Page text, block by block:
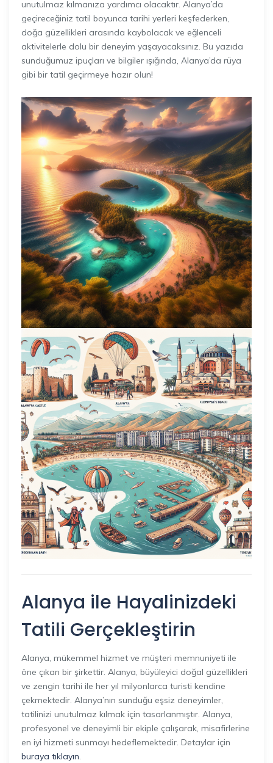
unutulmaz kılmanıza yardımcı olacaktır. Alanya’da
geçireceğiniz tatil boyunca tarihi yerleri keşfederken,
doğa güzellikleri arasında kaybolacak ve eğlenceli
aktivitelerle dolu bir deneyim yaşayacaksınız. Bu yazıda
sunduğumuz ipuçları ve bilgiler ışığında, Alanya’da rüya
gibi bir tatil geçirmeye hazır olun!
Alanya ile Hayalinizdeki
Tatili Gerçekleştirin
Alanya, mükemmel hizmet ve müşteri memnuniyeti ile
öne çıkan bir şirkettir. Alanya, büyüleyici doğal güzellikleri
ve zengin tarihi ile her yıl milyonlarca turisti kendine
çekmektedir. Alanya’nın sunduğu eşsiz deneyimler,
tatilinizi unutulmaz kılmak için tasarlanmıştır. Alanya,
profesyonel ve deneyimli bir ekiple çalışarak, misafirlerine
en iyi hizmeti sunmayı hedeflemektedir. Detaylar için
buraya tıklayın.